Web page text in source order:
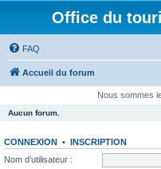
Office du
FAQ
Accueil du forum
Nous sommes
Aucun forum.
CONNEXION • INSCRIPTION
Nom d’utilisateur :